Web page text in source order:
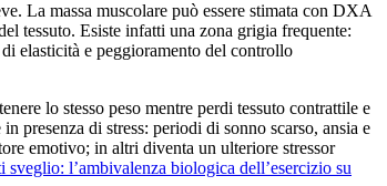
La massa muscolare può essere stimata con DXA
tessuto. Esiste infatti una zona grigia frequente:
elasticità e peggioramento del controllo
lo stesso peso mentre perdi tessuto contrattile e
presenza di stress: periodi di sonno scarso, ansia e
emotivo; in altri diventa un ulteriore stressor
sveglio: l’ambivalenza biologica dell’esercizio su